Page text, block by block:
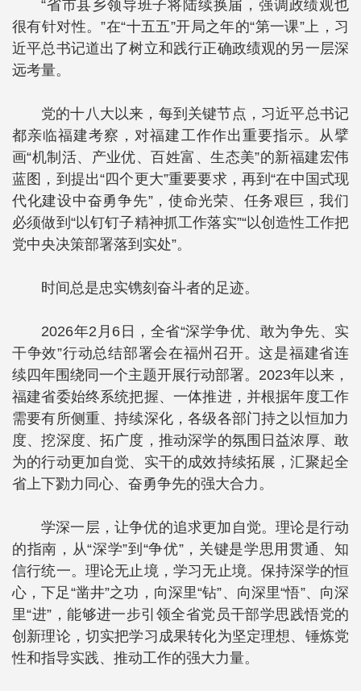
“省市县乡领导班子将陆续换届，强调政绩观也
很有针对性。”在“十五五”开局之年的“第一课”上，习
近平总书记道出了树立和践行正确政绩观的另一层深
远考量。
党的十八大以来，每到关键节点，习近平总书记
都亲临福建考察，对福建工作作出重要指示。从擘
画“机制活、产业优、百姓富、生态美”的新福建宏伟
蓝图，到提出“四个更大”重要要求，再到“在中国式现
代化建设中奋勇争先”，使命光荣、任务艰巨，我们
必须做到“以钉钉子精神抓工作落实”“以创造性工作把
党中央决策部署落到实处”。
时间总是忠实镌刻奋斗者的足迹。
2026年2月6日，全省“深学争优、敢为争先、实
干争效”行动总结部署会在福州召开。这是福建省连
续四年围绕同一个主题开展行动部署。2023年以来，
福建省委始终系统把握、一体推进，并根据年度工作
需要有所侧重、持续深化，各级各部门持之以恒加力
度、挖深度、拓广度，推动深学的氛围日益浓厚、敢
为的行动更加自觉、实干的成效持续拓展，汇聚起全
省上下勠力同心、奋勇争先的强大合力。
学深一层，让争优的追求更加自觉。理论是行动
的指南，从“深学”到“争优”，关键是学思用贯通、知
信行统一。理论无止境，学习无止境。保持深学的恒
心，下足“凿井”之功，向深里“钻”、向深里“悟”、向深
里“进”，能够进一步引领全省党员干部学思践悟党的
创新理论，切实把学习成果转化为坚定理想、锤炼党
性和指导实践、推动工作的强大力量。